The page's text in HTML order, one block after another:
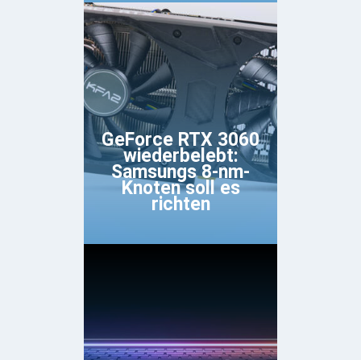
GeForce RTX 3060
wiederbelebt:
Samsungs 8-nm-
Knoten soll es
richten